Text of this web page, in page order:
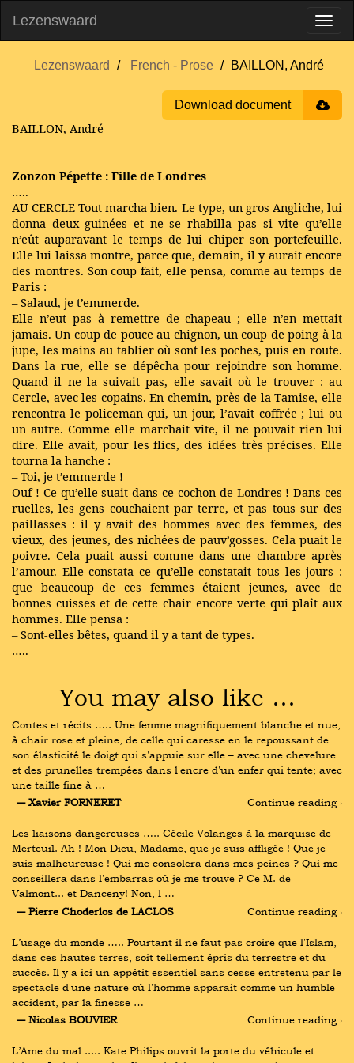
Lezenswaard
Lezenswaard French - Prose BAILLON, André
Download document
BAILLON, André
Zonzon Pépette : Fille de Londres
…..
AU CERCLE Tout marcha bien. Le type, un gros Angliche, lui
donna deux guinées et ne se rhabilla pas si vite qu’elle
n’eût auparavant le temps de lui chiper son portefeuille.
Elle lui laissa montre, parce que, demain, il y aurait encore
des montres. Son coup fait, elle pensa, comme au temps de
Paris :
– Salaud, je t’emmerde.
Elle n’eut pas à remettre de chapeau ; elle n’en mettait
jamais. Un coup de pouce au chignon, un coup de poing à la
jupe, les mains au tablier où sont les poches, puis en route.
Dans la rue, elle se dépêcha pour rejoindre son homme.
Quand il ne la suivait pas, elle savait où le trouver : au
Cercle, avec les copains. En chemin, près de la Tamise, elle
rencontra le policeman qui, un jour, l’avait coffrée ; lui ou
un autre. Comme elle marchait vite, il ne pouvait rien lui
dire. Elle avait, pour les flics, des idées très précises. Elle
tourna la hanche :
– Toi, je t’emmerde !
Ouf ! Ce qu’elle suait dans ce cochon de Londres ! Dans ces
ruelles, les gens couchaient par terre, et pas tous sur des
paillasses : il y avait des hommes avec des femmes, des
vieux, des jeunes, des nichées de pauv’gosses. Cela puait le
poivre. Cela puait aussi comme dans une chambre après
l’amour. Elle constata ce qu’elle constatait tous les jours :
que beaucoup de ces femmes étaient jeunes, avec de
bonnes cuisses et de cette chair encore verte qui plaît aux
hommes. Elle pensa :
– Sont-elles bêtes, quand il y a tant de types.
…..
You may also like …
Contes et récits ….. Une femme magnifiquement blanche et nue,
à chair rose et pleine, de celle qui caresse en le repoussant de
son élasticité le doigt qui s'appuie sur elle – avec une chevelure
et des prunelles trempées dans l'encre d'un enfer qui tente; avec
une taille fine à …
― Xavier FORNERET
Continue reading ›
Les liaisons dangereuses ….. Cécile Volanges à la marquise de
Merteuil. Ah ! Mon Dieu, Madame, que je suis affligée ! Que je
suis malheureuse ! Qui me consolera dans mes peines ? Qui me
conseillera dans l'embarras où je me trouve ? Ce M. de
Valmont... et Danceny! Non, l …
― Pierre Choderlos de LACLOS
Continue reading ›
L’usage du monde ….. Pourtant il ne faut pas croire que l'Islam,
dans ces hautes terres, soit tellement épris du terrestre et du
succès. Il y a ici un appétit essentiel sans cesse entretenu par le
spectacle d'une nature où l'homme apparaît comme un humble
accident, par la finesse …
― Nicolas BOUVIER
Continue reading ›
L’Ame du mal ..... Kate Philips ouvrit la porte du véhicule et